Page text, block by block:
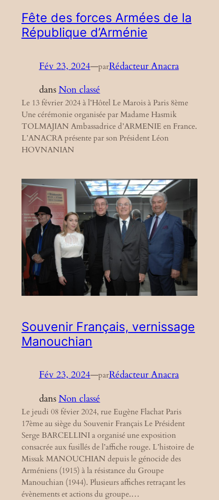
Fête des forces Armées de la
République d’Arménie
Fév 23, 2024—parRédacteur Anacra
dansNon classé
Le 13 février 2024 à l’Hôtel Le Marois à Paris 8ème
Une cérémonie organisée par Madame Hasmik
TOLMAJIAN Ambassadrice d’ARMENIE en France.
L’ANACRA présente par son Président Léon
HOVNANIAN
Souvenir Français, vernissage
Manouchian
Fév 23, 2024—parRédacteur Anacra
dansNon classé
Le jeudi 08 févier 2024, rue Eugène Flachat Paris
17ème au siège du Souvenir Français Le Président
Serge BARCELLINI a organisé une exposition
consacrée aux fusillés de l’affiche rouge. L’histoire de
Missak MANOUCHIAN depuis le génocide des
Arméniens (1915) à la résistance du Groupe
Manouchian (1944). Plusieurs affiches retraçant les
évènements et actions du groupe.…